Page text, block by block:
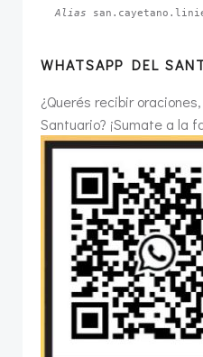
Alias
WHATSAPP DEL
¿Querés recibir
Santuario? ¡Sumate a la